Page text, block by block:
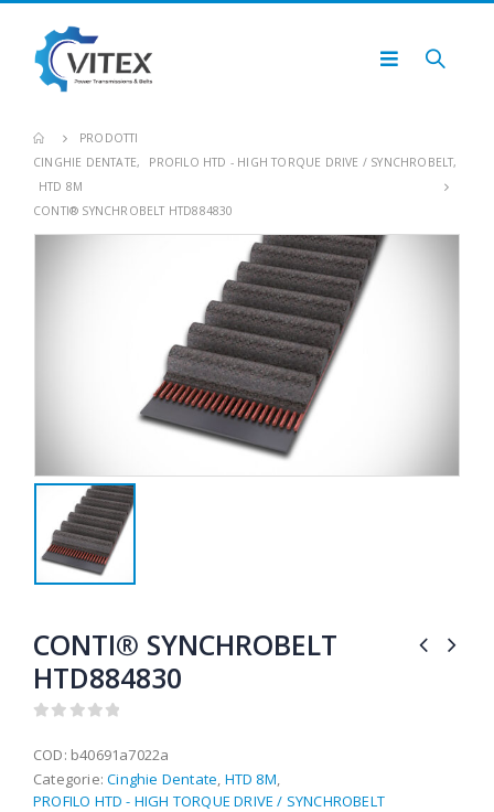
PRODOTTI
CINGHIE DENTATE, PROFILO HTD - HIGH TORQUE DRIVE / SYNCHROBELT,
HTD 8M
CONTI® SYNCHROBELT HTD884830
CONTI® SYNCHROBELT
HTD884830
COD: b40691a7022a
Categorie:Cinghie Dentate HTD 8M
PROFILO HTD - HIGH TORQUE DRIVE / SYNCHROBELT